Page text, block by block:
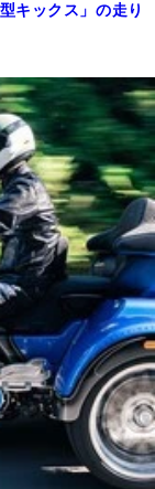
キックス」の走り